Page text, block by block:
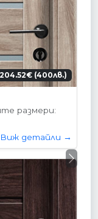
204.52€ (400лв.)
размери:
Виж детайли →
Next